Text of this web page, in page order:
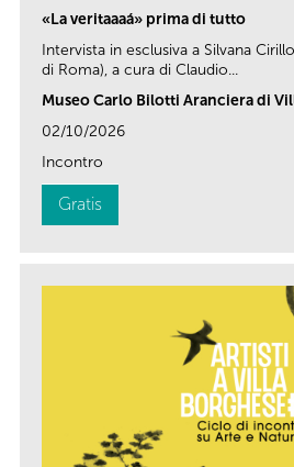
«La veritaaaá» prima di tutto
Intervista in esclusiva a Silvana
di Roma), a cura di Claudio...
Museo Carlo Bilotti Aranciera di
02/10/2026
Incontro
Gratis